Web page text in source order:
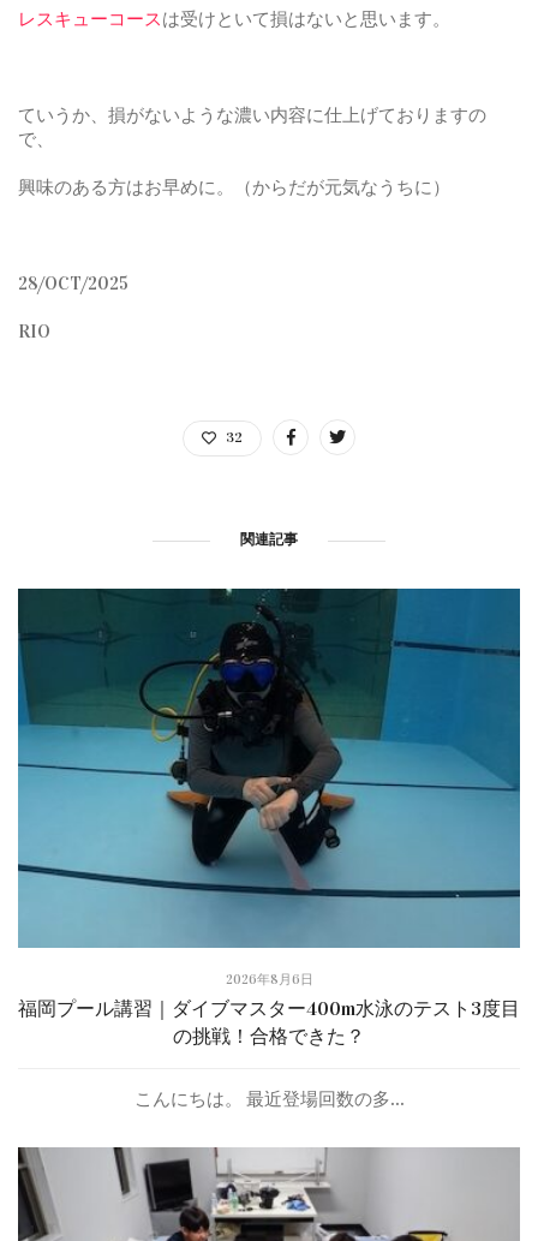
レスキューコースは受けといて損はないと思います。
ていうか、損がないような濃い内容に仕上げておりますの
で、
興味のある方はお早めに。（からだが元気なうちに）
28/OCT/2025
RIO
32
関連記事
2026年8月6日
福岡プール講習｜ダイブマスター400m水泳のテスト3度目
の挑戦！合格できた？
こんにちは。 最近登場回数の多...